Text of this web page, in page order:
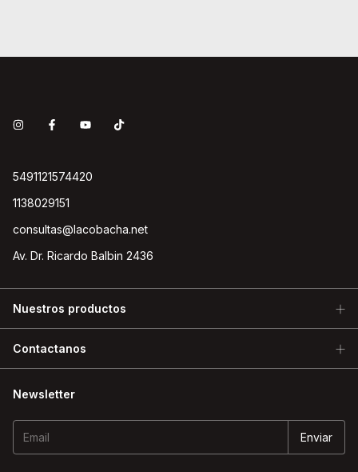
5491121574420
1138029151
consultas@lacobacha.net
Av. Dr. Ricardo Balbin 2436
Nuestros productos
Contactanos
Newsletter